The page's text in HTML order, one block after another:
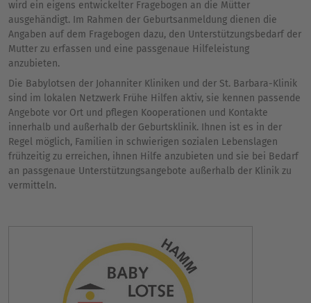
wird ein eigens entwickelter Fragebogen an die Mütter
ausgehändigt. Im Rahmen der Geburtsanmeldung dienen die
Angaben auf dem Fragebogen dazu, den Unterstützungsbedarf der
Mutter zu erfassen und eine passgenaue Hilfeleistung
anzubieten.
Die Babylotsen der Johanniter Kliniken und der St. Barbara-Klinik
sind im lokalen Netzwerk Frühe Hilfen aktiv, sie kennen passende
Angebote vor Ort und pflegen Kooperationen und Kontakte
innerhalb und außerhalb der Geburtsklinik. Ihnen ist es in der
Regel möglich, Familien in schwierigen sozialen Lebenslagen
frühzeitig zu erreichen, ihnen Hilfe anzubieten und sie bei Bedarf
an passgenaue Unterstützungsangebote außerhalb der Klinik zu
vermitteln.